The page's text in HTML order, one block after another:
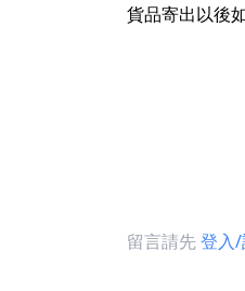
貨品寄出以後
留言請先登入